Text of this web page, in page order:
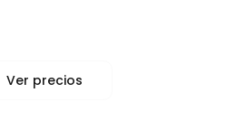
Ver precios